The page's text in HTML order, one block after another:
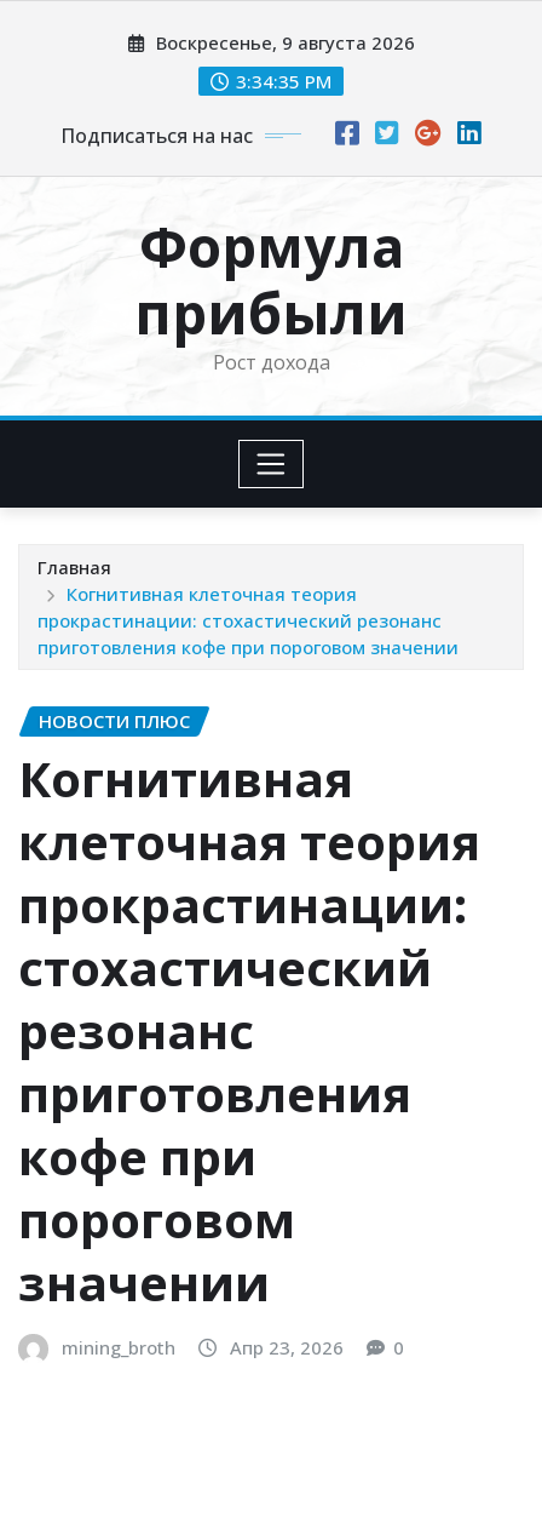
Воскресенье, 9 августа 2026
3:34:36 PM
Подписаться на нас
Формула
прибыли
Рост дохода
Главная
Когнитивная клеточная теория
прокрастинации: стохастический резонанс
приготовления кофе при пороговом значении
НОВОСТИ ПЛЮС
Когнитивная
клеточная теория
прокрастинации:
стохастический
резонанс
приготовления
кофе при
пороговом
значении
mining_broth Апр 23, 2026 0